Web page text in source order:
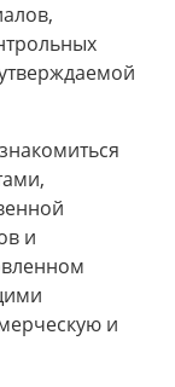
и
и